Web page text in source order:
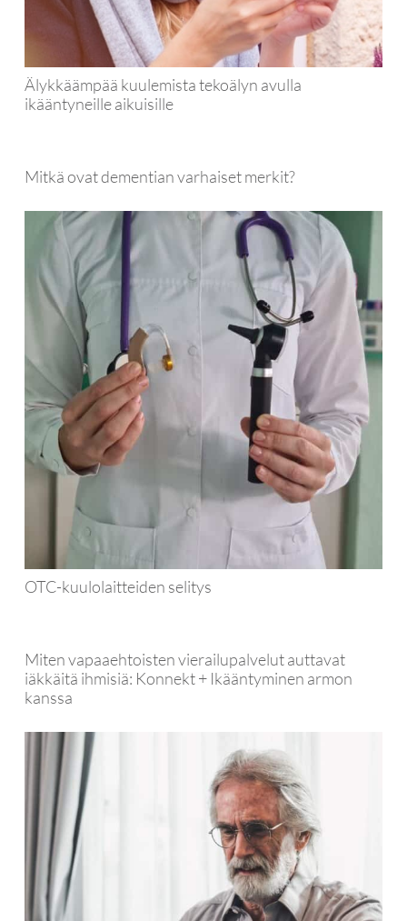
Älykkäämpää kuulemista tekoälyn avulla
ikääntyneille aikuisille
Mitkä ovat dementian varhaiset merkit?
OTC-kuulolaitteiden selitys
Miten vapaaehtoisten vierailupalvelut auttavat
iäkkäitä ihmisiä: Konnekt + Ikääntyminen armon
kanssa